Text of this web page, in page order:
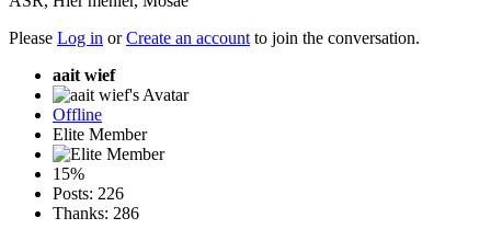
Please Log in orCreate an account to join the conversation.
aait wief
Offline
Elite Member
15%
Posts: 226
Thanks: 286